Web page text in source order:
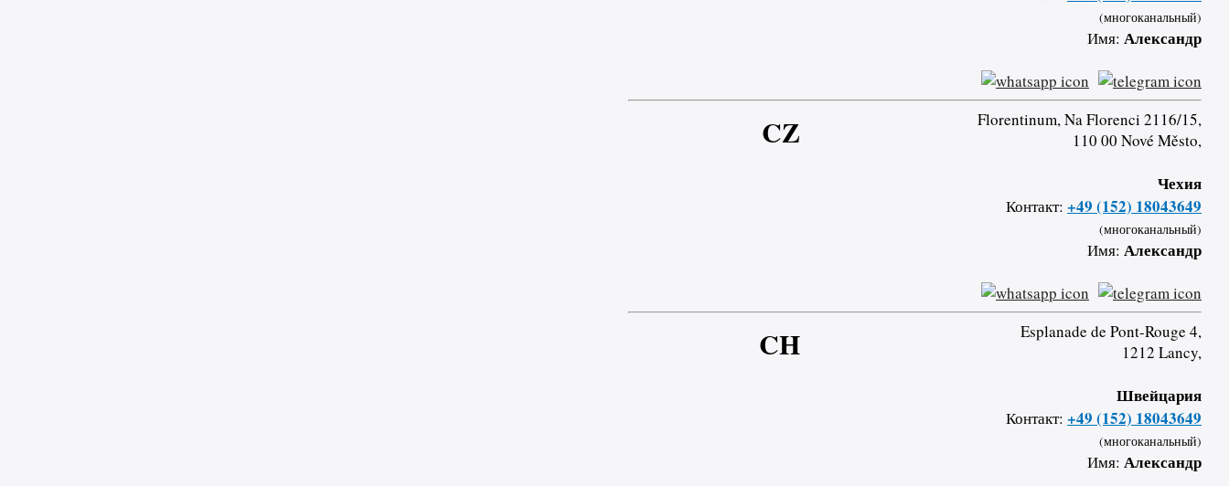
(многоканальный)
Имя: Александр
CZ
Florentinum, Na Florenci 2116/15,
110 00 Nové Město,
Чехия
Контакт: +49 (152) 18043649
(многоканальный)
Имя: Александр
CH
Esplanade de Pont-Rouge 4,
1212 Lancy,
Швейцария
Контакт: +49 (152) 18043649
(многоканальный)
Имя: Александр